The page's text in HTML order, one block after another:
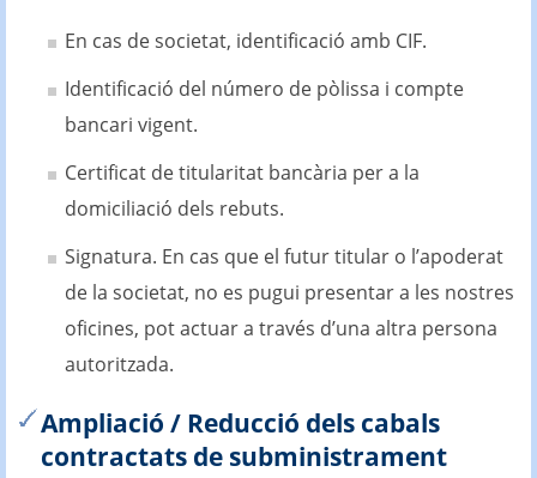
En cas de societat, identificació amb CIF.
Identificació del número de pòlissa i compte
bancari vigent.
Certificat de titularitat bancària per a la
domiciliació dels rebuts.
Signatura. En cas que el futur titular o l’apoderat
de la societat, no es pugui presentar a les nostres
oficines, pot actuar a través d’una altra persona
autoritzada.
Ampliació / Reducció dels cabals
contractats de subministrament